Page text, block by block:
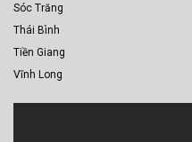
Sóc Trăng
Thái Bình
Tiền Giang
Vĩnh Long